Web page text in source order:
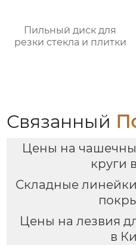
Пильный диск для
резки стекла и плитки
Связанный
Цены на
круги
Складные
Цены на лезвия
в